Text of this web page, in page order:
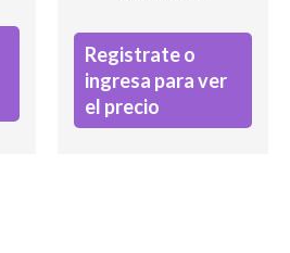
Registrate o
ingresa para ver
el precio